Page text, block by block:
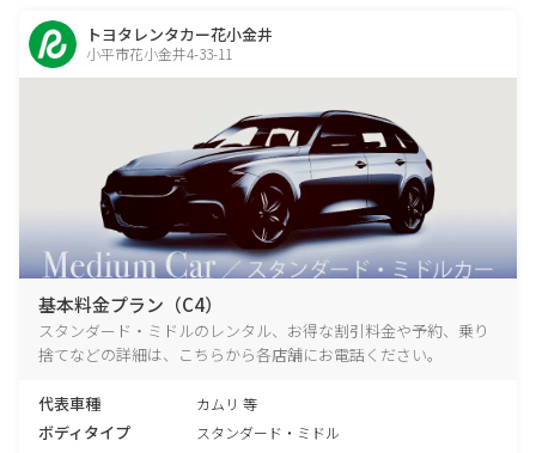
トヨタレンタカー花小金井
小平市花小金井4-33-11
基本料金プラン（C4）
スタンダード・ミドルのレンタル、お得な割引料金や予約、乗り
捨てなどの詳細は、こちらから各店舗にお電話ください。
代表車種 カムリ 等
ボディタイプ スタンダード・ミドル